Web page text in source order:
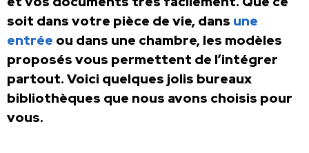
soit dans votre pièce de vie, dans une
entrée ou dans une chambre, les modèles
proposés vous permettent de l’intégrer
partout. Voici quelques jolis bureaux
bibliothèques que nous avons choisis pour
vous.